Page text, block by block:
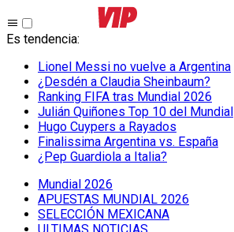
Es tendencia:
Lionel Messi no vuelve a Argentina
¿Desdén a Claudia Sheinbaum?
Ranking FIFA tras Mundial 2026
Julián Quiñones Top 10 del Mundial
Hugo Cuypers a Rayados
Finalissima Argentina vs. España
¿Pep Guardiola a Italia?
Mundial 2026
APUESTAS MUNDIAL 2026
SELECCIÓN MEXICANA